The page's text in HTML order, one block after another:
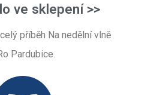
ve sklepení >>
příběh Na nedělní vlně
Pardubice.